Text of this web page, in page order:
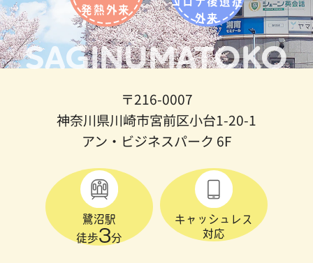
SAGINUMATOKO
発熱外来
外来
〒216-0007
神奈川県川崎市宮前区小台1-20-1
アン・ビジネスパーク 6F
鷺沼駅
徒歩3分
キャッシュレス
対応